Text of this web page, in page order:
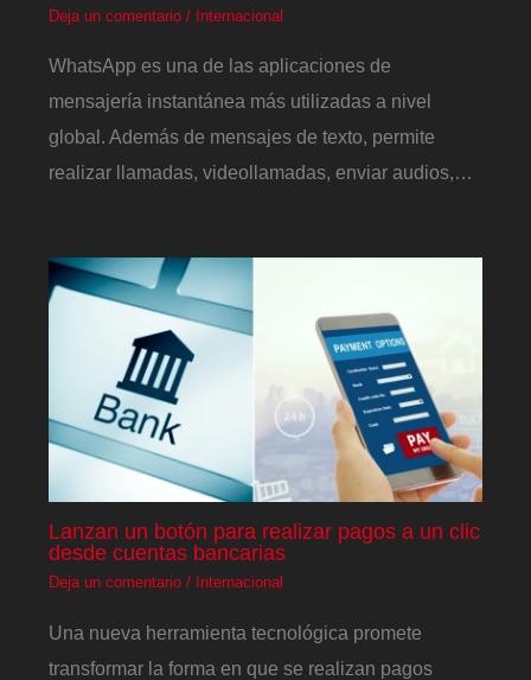
Deja un comentario / Internacional
WhatsApp es una de las aplicaciones de
mensajería instantánea más utilizadas a nivel
global. Además de mensajes de texto, permite
realizar llamadas, videollamadas, enviar audios,…
Lanzan un botón para realizar pagos a un clic
desde cuentas bancarias
Deja un comentario / Internacional
Una nueva herramienta tecnológica promete
transformar la forma en que se realizan pagos